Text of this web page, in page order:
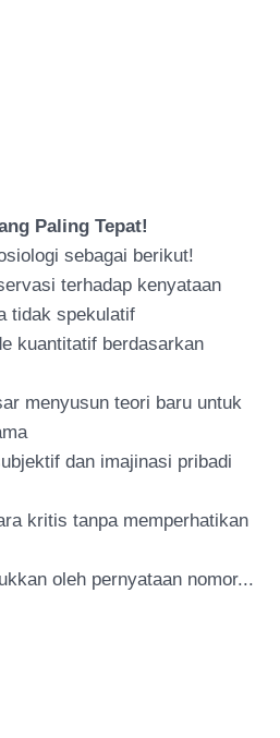
Paling Tepat!
sebagai berikut!
terhadap kenyataan
tidak spekulatif
kuantitatif berdasarkan
menyusun teori baru untuk
dan imajinasi pribadi
kritis tanpa memperhatikan
oleh pernyataan nomor...